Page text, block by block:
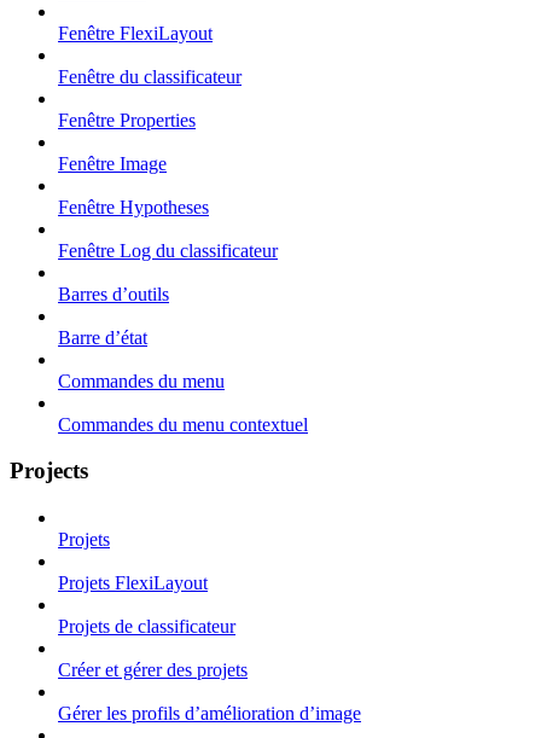
Fenêtre FlexiLayout
Fenêtre du classificateur
Fenêtre Properties
Fenêtre Image
Fenêtre Hypotheses
Fenêtre Log du classificateur
Barres d’outils
Barre d’état
Commandes du menu
Commandes du menu contextuel
Projects
Projets
Projets FlexiLayout
Projets de classificateur
Créer et gérer des projets
Gérer les profils d’amélioration d’image